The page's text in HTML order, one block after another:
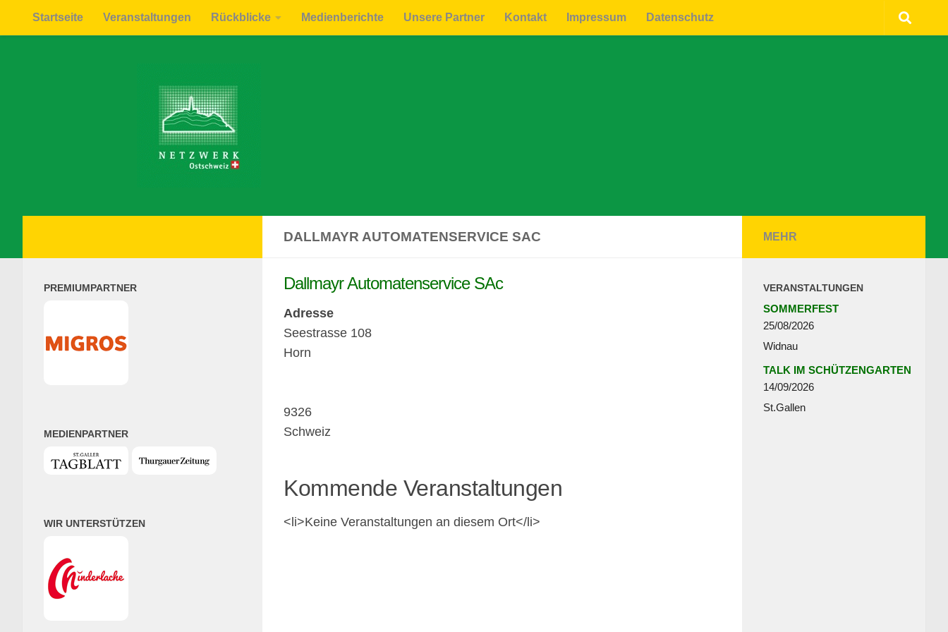
Zum Inhalt springen
Startseite Veranstaltungen Rückblicke Medienberichte Unsere Partner Kontakt Impressum Datenschutz
DALLMAYR AUTOMATENSERVICE SAC
Dallmayr Automatenservice SAc
Adresse
Seestrasse 108
Horn
9326
Schweiz
Kommende Veranstaltungen
<li>Keine Ver­anstal­tun­gen an diesem Ort</li>
PREMIUMPARTNER
MEDIENPARTNER
WIR UNTERSTÜTZEN
MEHR
VERANSTALTUNGEN
SOMMERFEST
25/08/2026
Widnau
TALK IM SCHÜTZENGARTEN
14/09/2026
St.Gallen